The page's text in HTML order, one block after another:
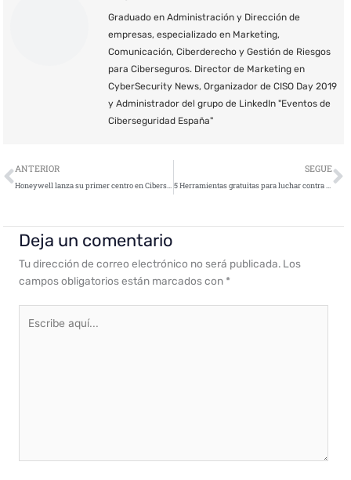
Graduado en Administración y Dirección de
empresas, especializado en Marketing,
Comunicación, Ciberderecho y Gestión de Riesgos
para Ciberseguros. Director de Marketing en
CyberSecurity News, Organizador de CISO Day 2019
y Administrador del grupo de LinkedIn "Eventos de
Ciberseguridad España"
Ant
ANTERIOR
Honeywell lanza su primer centro en Cibersecuridad Industrial
SEGUE
5 Herramientas gratuitas para luchar contra el ransomware
Deja un comentario
Tu dirección de correo electrónico no será publicada. Los
campos obligatorios están marcados con *
aquí...